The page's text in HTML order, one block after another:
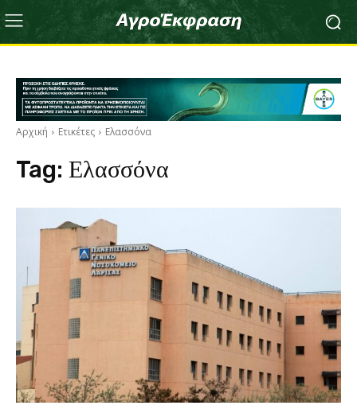
Αρχική Ετικέτες Ελασσόνα
Tag: Ελασσόνα